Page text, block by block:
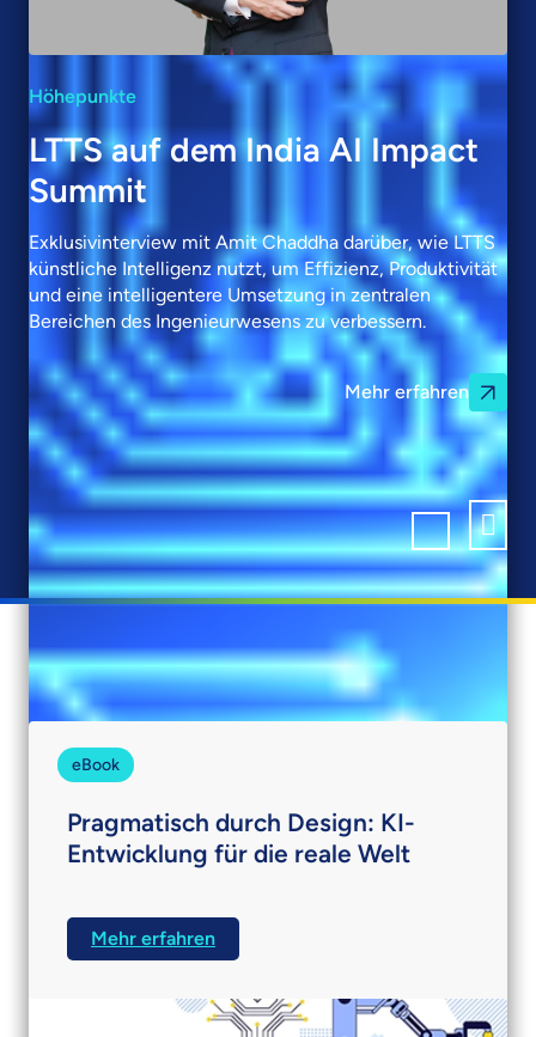
Höhepunkte
LTTS auf dem India AI Impact
Summit
Exklusivinterview mit Amit Chaddha darüber, wie LTTS
künstliche Intelligenz nutzt, um Effizienz, Produktivität
und eine intelligentere Umsetzung in zentralen
Bereichen des Ingenieurwesens zu verbessern.
Mehr erfahren
Unsere neuesten Einblicke
eBook
Pragmatisch durch Design: KI-
Entwicklung für die reale Welt
wie KI die Produktentwicklung verändert und
erhalten Sie Einblicke in Skalierung, Vertrauen
Mehr erfahren